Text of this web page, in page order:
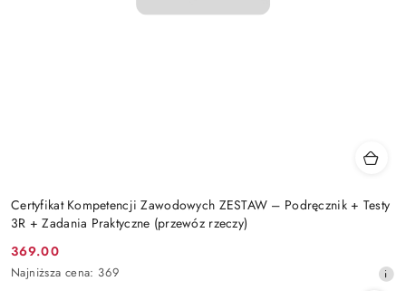
Certyfikat Kompetencji Zawodowych ZESTAW – Podręcznik + Testy
3R + Zadania Praktyczne (przewóz rzeczy)
Cena
promocyjna:
369.00
Najniższa
Najniższa cena: 369